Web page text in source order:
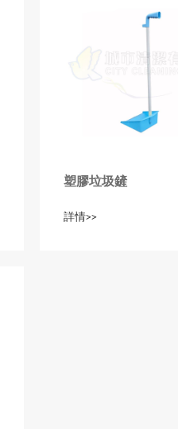
塑膠垃圾鏟
詳情>>